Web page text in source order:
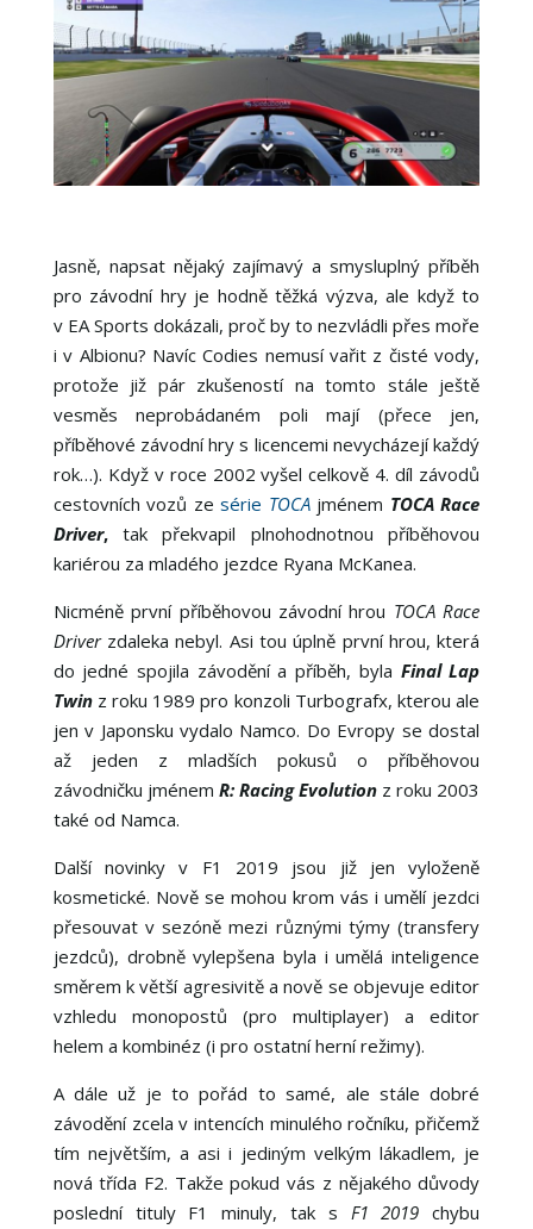
Jasně, napsat nějaký zajímavý a smysluplný příběh
pro závodní hry je hodně těžká výzva, ale když to
v EA Sports dokázali, proč by to nezvládli přes moře
i v Albionu? Navíc Codies nemusí vařit z čisté vody,
protože již pár zkušeností na tomto stále ještě
vesměs neprobádaném poli mají (přece jen,
příběhové závodní hry s licencemi nevycházejí každý
rok…). Když v roce 2002 vyšel celkově 4. díl závodů
cestovních vozů zesérie TOCAjménem TOCA Race
Driver,tak překvapil plnohodnotnou příběhovou
kariérou za mladého jezdce Ryana McKanea.
Nicméně první příběhovou závodní hrou TOCA Race
Driverzdaleka nebyl. Asi tou úplně první hrou, která
do jedné spojila závodění a příběh, byla Final Lap
Twinz roku 1989 pro konzoli Turbografx, kterou ale
jen v Japonsku vydalo Namco. Do Evropy se dostal
až jeden z mladších pokusů o příběhovou
závodničku jménem R: Racing Evolution z roku 2003
také od Namca.
Další novinky v F1 2019 jsou již jen vyloženě
kosmetické. Nově se mohou krom vás i umělí jezdci
přesouvat v sezóně mezi různými týmy (transfery
jezdců), drobně vylepšena byla i umělá inteligence
směrem k větší agresivitě a nově se objevuje editor
vzhledu monopostů (pro multiplayer) a editor
helem a kombinéz (i pro ostatní herní režimy).
A dále už je to pořád to samé, ale stále dobré
závodění zcela v intencích minulého ročníku, přičemž
tím největším, a asi i jediným velkým lákadlem, je
nová třída F2. Takže pokud vás z nějakého důvody
poslední tituly F1 minuly, tak s F1 2019 chybu